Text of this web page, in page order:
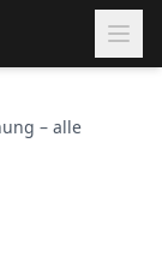
– alle